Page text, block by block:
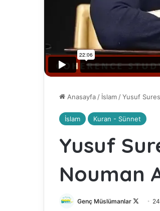
Anasayfa/ İslam/Yusuf
İslam Kuran - Sünnet
Yusuf
Nouman
Genç Müslümanlar